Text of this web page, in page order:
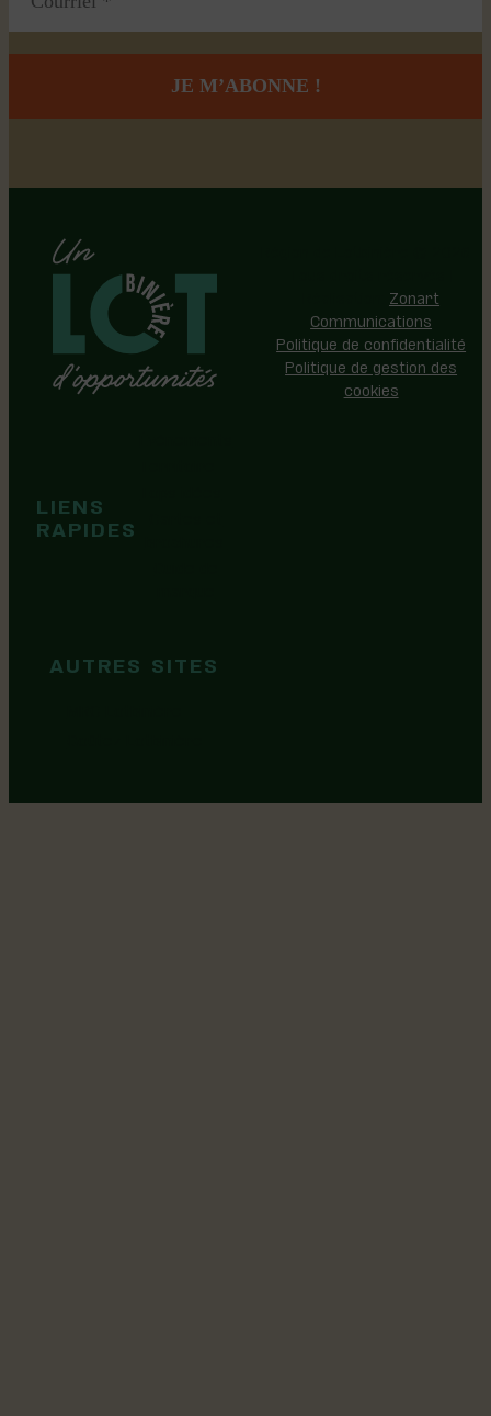
LIENS
RAPIDES
AUTRES SITES
Zonart
Communications
Politique de confidentialité
Politique de gestion des
cookies